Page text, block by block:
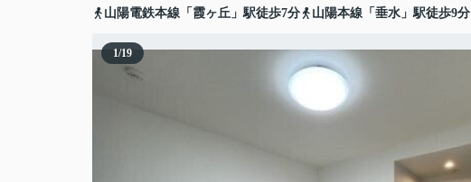
山陽電鉄本線「霞ヶ丘」駅徒歩7分
山陽本線「垂水」駅徒歩9分
1/19